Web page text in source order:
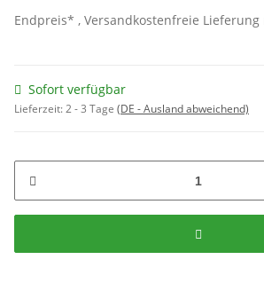
Endpreis* , Versandkostenfreie Lieferung
Sofort verfügbar
Lieferzeit:2 - 3 Tage (DE - Ausland abweichend)